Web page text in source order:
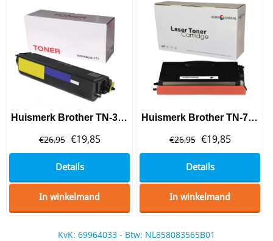
Huismerk Brother TN-3060 Toner Black Hoge Capaciteit
€26,95 €19,85
Details
In winkelmand
Huismerk Brother TN-7600 Toner Black
€26,95 €19,85
Details
In winkelmand
KvK: 69964033 - Btw: NL858083565B01